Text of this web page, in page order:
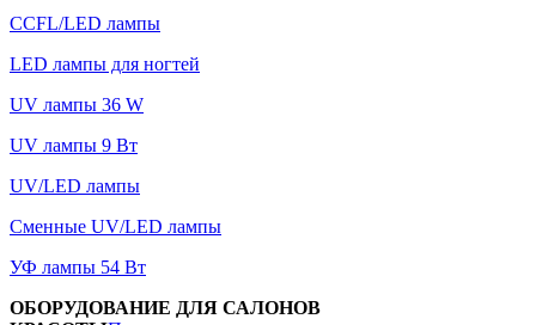
CCFL/LED лампы
LED лампы для ногтей
UV лампы 36 W
UV лампы 9 Вт
UV/LED лампы
Сменные UV/LED лампы
УФ лампы 54 Вт
ОБОРУДОВАНИЕ ДЛЯ САЛОНОВ